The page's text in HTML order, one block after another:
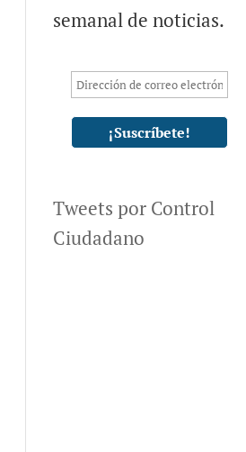
semanal de noticias.
Tweets por Control
Ciudadano